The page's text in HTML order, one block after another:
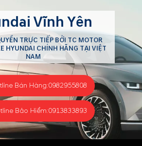
mức 27.047 đồng/lít. Tại thị
trường thế giới, dầu thô
quay đầu giảm nhẹ sau khi
áp sát ngưỡng 120
USD/thùng. Động thái nới
lỏng trừng phạt dầu Nga và
nỗ lực ổn định Trung Đông
từ phía Mỹ đang giúp thị
Vĩnh Yên
TRỰC TIẾP BỞI TC MOTOR
HYUNDAI CHÍNH HÃNG TẠI VIỆT
NAM
Bán Hàng:0982955808
Bảo Hiểm:0913833893